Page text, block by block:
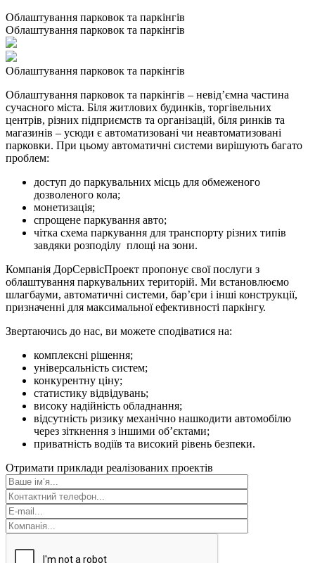
Облаштування парковок та паркінгів
Облаштування парковок та паркінгів
Облаштування парковок та паркінгів
Облаштування парковок та паркінгів – невід’ємна частина
сучасного міста. Біля житлових будинків, торгівельних
центрів, різних підприємств та організацій, біля ринків та
магазинів – усюди є автоматизовані чи неавтоматизовані
парковки. При цьому автоматичні системи вирішують багато
проблем:
доступ до паркувальних місць для обмеженого
дозволеного кола;
монетизація;
спрощене паркування авто;
чітка схема паркування для транспорту різних типів
завдяки розподілу площі на зони.
Компанія ДорСервісПроект пропонує свої послуги з
облаштування паркувальних територій. Ми встановлюємо
шлагбауми, автоматичні системи, бар’єри і інші конструкції,
призначенні для максимальної ефективності паркінгу.
Звертаючись до нас, ви можете сподіватися на:
комплексні рішення;
універсальність систем;
конкурентну ціну;
статистику відвідувань;
високу надійність обладнання;
відсутність ризику механічно нашкодити автомобілю
через зіткнення з іншими об’єктами;
приватність водіїв та високий рівень безпеки.
Отримати приклади реалізованих проектів